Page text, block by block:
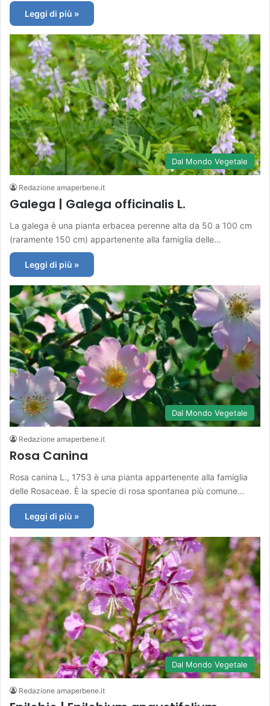
Leggi di più »
Dal Mondo Vegetale
Redazione amaperbene.it
Galega | Galega officinalis L.
La galega è una pianta erbacea perenne alta da 50 a 100 cm
(raramente 150 cm) appartenente alla famiglia delle…
Leggi di più »
Dal Mondo Vegetale
Redazione amaperbene.it
Rosa Canina
Rosa canina L., 1753 è una pianta appartenente alla famiglia
delle Rosaceae. È la specie di rosa spontanea più comune…
Leggi di più »
Dal Mondo Vegetale
Redazione amaperbene.it